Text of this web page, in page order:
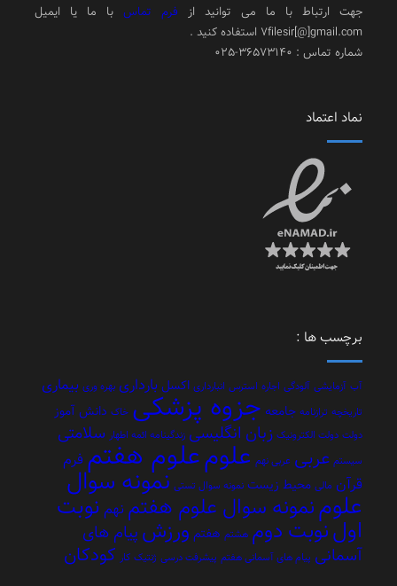
جهت ارتباط با ما می توانید از فرم تماس با ما یا ایمیل
7filesir[@]gmail.com استفاده کنید .
شماره تماس : 36573140-025
نماد اعتماد
برچسب ها :
آب آزمایشی آلودگی اجاره استرس انبارداری اکسلبارداری بهره وری بیماری
تاریخچه ترازنامه جامعه جزوه پزشکی خاک دانش آموز
دولت دولت الکترونیک زبان انگلیسی زندگینامه ائمه اطهار سلامتی
سیستم عربی عربی نهم علومعلوم هفتمفرم
قرآن مالی محیط زیست نمونه سوال تستی نمونه سوال
علومنمونه سوال علوم هفتمنهم نوبت
اولنوبت دوم هشتم هفتم ورزشپیام های
آسمانی پیام های آسمانی هفتم پیشرفت درسی ژنتیک کار کودکان